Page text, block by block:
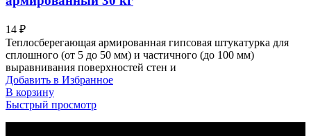
14 ₽
Теплосберегающая армированная гипсовая штукатурка для
сплошного (от 5 до 50 мм) и частичного (до 100 мм)
выравнивания поверхностей стен и
Добавить в Избранное
В корзину
Быстрый просмотр